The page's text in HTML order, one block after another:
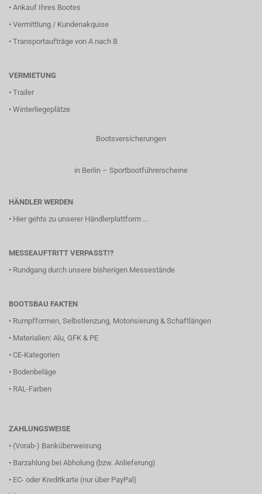
• Ankauf Ihres Bootes
• Vermittlung / Kundenakquise
• Transportaufträge von A nach B
VERMIETUNG
• Trailer
• Winterliegeplätze
Bootsversicherungen
in Berlin – Sportbootführerscheine
HÄNDLER WERDEN
• Hier gehts zu unserer Händlerplattform ...
MESSEAUFTRITT VERPASST!?
• Rundgang durch unsere bisherigen Messestände
BOOTSBAU FAKTEN
• Rumpfformen, Selbstlenzung, Motorisierung & Schaftlängen
• Materialien: Alu, GFK & PE
• CE-Kategorien
• Bodenbeläge
• RAL-Farben
ZAHLUNGSWEISE
• (Vorab-) Banküberweisung
• Barzahlung bei Abholung (bzw. Anlieferung)
• EC- oder Kreditkarte (nur über PayPal)